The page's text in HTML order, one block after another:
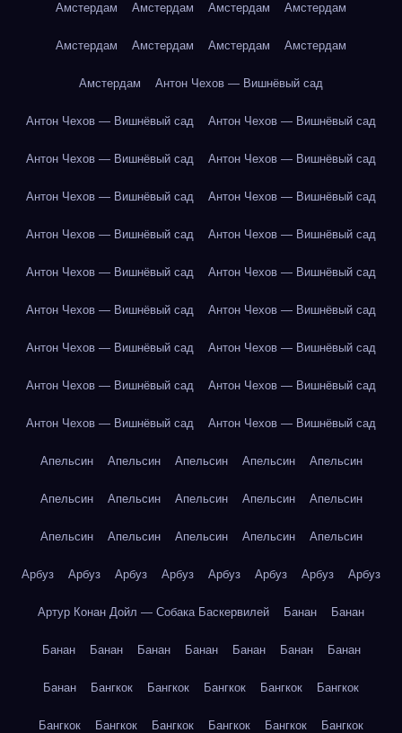
Амстердам Амстердам Амстердам Амстердам
Амстердам Амстердам Амстердам Амстердам
Амстердам Антон Чехов — Вишнёвый сад
Антон Чехов — Вишнёвый сад Антон Чехов — Вишнёвый сад
Антон Чехов — Вишнёвый сад Антон Чехов — Вишнёвый сад
Антон Чехов — Вишнёвый сад Антон Чехов — Вишнёвый сад
Антон Чехов — Вишнёвый сад Антон Чехов — Вишнёвый сад
Антон Чехов — Вишнёвый сад Антон Чехов — Вишнёвый сад
Антон Чехов — Вишнёвый сад Антон Чехов — Вишнёвый сад
Антон Чехов — Вишнёвый сад Антон Чехов — Вишнёвый сад
Антон Чехов — Вишнёвый сад Антон Чехов — Вишнёвый сад
Антон Чехов — Вишнёвый сад Антон Чехов — Вишнёвый сад
Апельсин Апельсин Апельсин Апельсин Апельсин
Апельсин Апельсин Апельсин Апельсин Апельсин
Апельсин Апельсин Апельсин Апельсин Апельсин
Арбуз Арбуз Арбуз Арбуз Арбуз Арбуз Арбуз Арбуз
Артур Конан Дойл — Собака Баскервилей Банан Банан
Банан Банан Банан Банан Банан Банан Банан
Банан Бангкок Бангкок Бангкок Бангкок Бангкок
Бангкок Бангкок Бангкок Бангкок Бангкок Бангкок